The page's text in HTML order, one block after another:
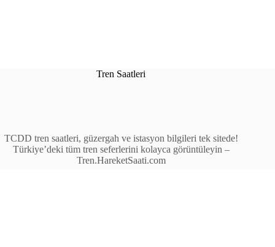
Tren Saatleri
TCDD tren saatleri, güzergah ve istasyon bilgileri tek sitede!
Türkiye’deki tüm tren seferlerini kolayca görüntüleyin –
Tren.HareketSaati.com